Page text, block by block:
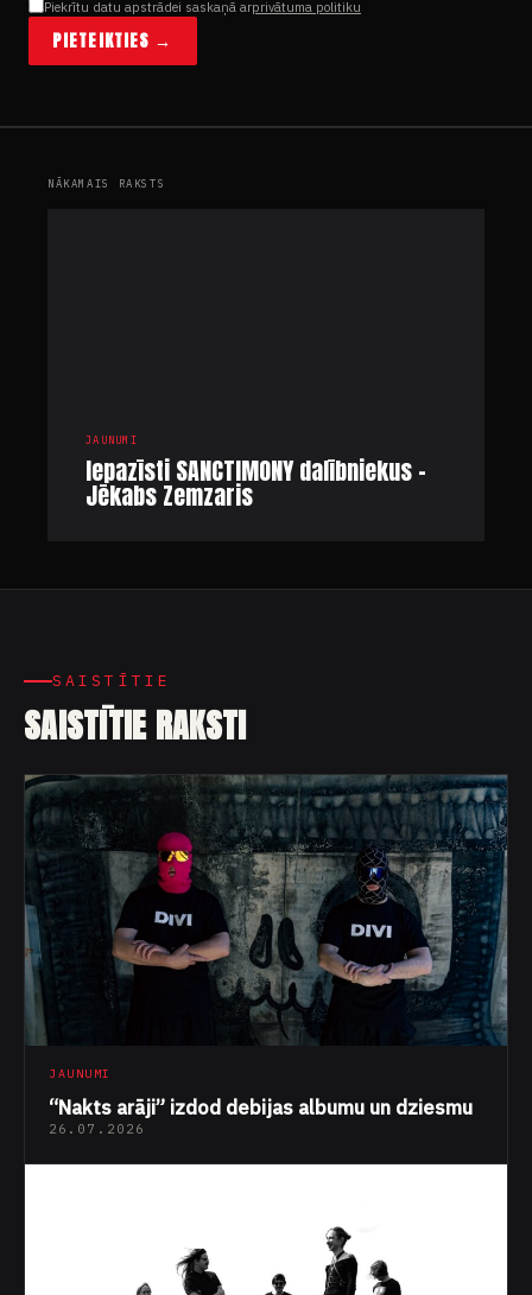
Piekrītu datu apstrādei saskaņā arprivātuma politiku
PIETEIKTIES →
NĀKAMAIS RAKSTS
JAUNUMI
Iepazīsti SANCTIMONY dalībniekus –
Jēkabs Zemzaris
SAISTĪTIE
SAISTĪTIE RAKSTI
JAUNUMI
“Nakts arāji” izdod debijas albumu un dziesmu
26.07.2026